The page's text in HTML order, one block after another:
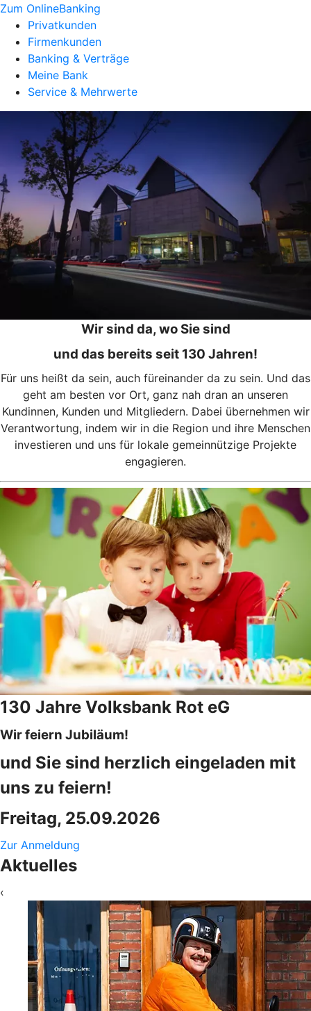
Zum OnlineBanking
Privatkunden
Firmenkunden
Banking & Verträge
Meine Bank
Service & Mehrwerte
Wir sind da, wo Sie sind
und das bereits seit 130 Jahren!
Für uns heißt da sein, auch füreinander da zu sein. Und das
geht am besten vor Ort, ganz nah dran an unseren
Kundinnen, Kunden und Mitgliedern. Dabei übernehmen wir
Verantwortung, indem wir in die Region und ihre Menschen
investieren und uns für lokale gemeinnützige Projekte
engagieren.
130 Jahre Volksbank Rot eG
Wir feiern Jubiläum!
und Sie sind herzlich eingeladen mit
uns zu feiern!
Freitag, 25.09.2026
Zur Anmeldung
Aktuelles
‹